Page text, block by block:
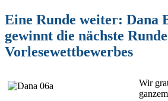
Eine Runde weiter: Dana
gewinnt die nächste
Vorlesewettbewerbes
Wir